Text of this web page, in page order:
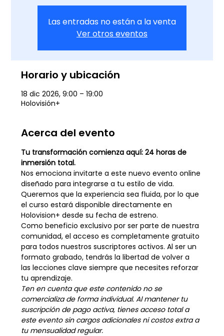
Las entradas no están a la venta
Ver otros eventos
Horario y ubicación
18 dic 2026, 9:00 – 19:00
Holovisión+
Acerca del evento
Tu transformación comienza aquí: 24 horas de
inmersión total.
Nos emociona invitarte a este nuevo evento online
diseñado para integrarse a tu estilo de vida.
Queremos que la experiencia sea fluida, por lo que
el curso estará disponible directamente en
Holovision+ desde su fecha de estreno.
Como beneficio exclusivo por ser parte de nuestra
comunidad, el acceso es completamente gratuito
para todos nuestros suscriptores activos. Al ser un
formato grabado, tendrás la libertad de volver a
las lecciones clave siempre que necesites reforzar
tu aprendizaje.
Ten en cuenta que este contenido no se
comercializa de forma individual. Al mantener tu
suscripción de pago activa, tienes acceso total a
este evento sin cargos adicionales ni costos extra a
tu mensualidad regular.